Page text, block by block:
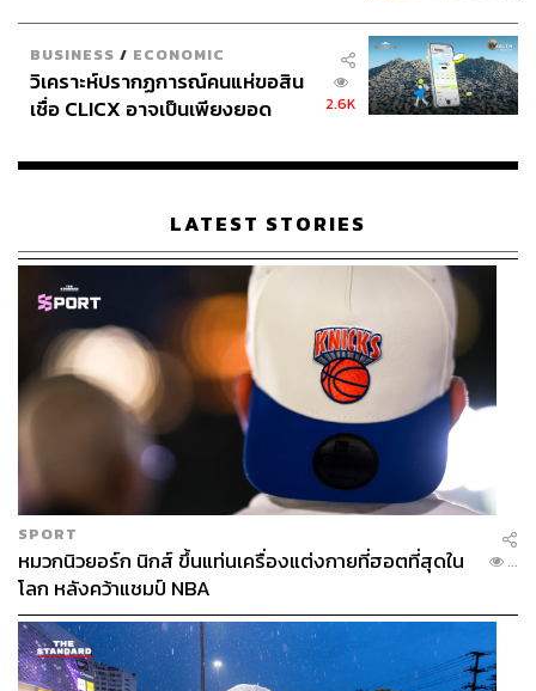
BUSINESS / ECONOMIC
วิเคราะห์ปรากฏการณ์คนแห่ขอสิน
เชื่อ CLICX อาจเป็นเพียงยอด
เรือนไทยที่ถูกซุกไว้
2.6K
LATEST STORIES
SPORT
หมวกนิวยอร์ก นิกส์ ขึ้นแท่นเครื่องแต่งกายที่ฮอตที่สุดใน
โลก หลังคว้าแชมป์ NBA
...